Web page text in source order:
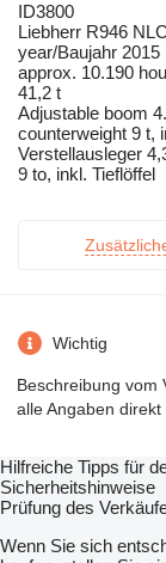
ID3800
Liebherr R946
year/Baujahr 2015
approx. 10.190
41,2 t
Adjustable boom
counterweight 9 t,
Verstellausleger
9 to, inkl. Tieflöffel
Wichtig
Beschreibung vom
alle Angaben
Hilfreiche Tipps für
Sicherheitshinweise
Prüfung des
Wenn Sie sich